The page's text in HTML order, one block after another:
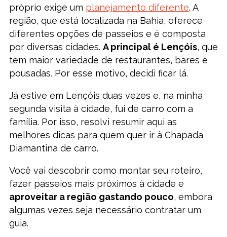
próprio exige um planejamento diferente. A
região, que está localizada na Bahia, oferece
diferentes opções de passeios e é composta
por diversas cidades. A principal é Lençóis, que
tem maior variedade de restaurantes, bares e
pousadas. Por esse motivo, decidi ficar lá.
Já estive em Lençóis duas vezes e, na minha
segunda visita à cidade, fui de carro com a
família. Por isso, resolvi resumir aqui as
melhores dicas para quem quer ir à Chapada
Diamantina de carro.
Você vai descobrir como montar seu roteiro,
fazer passeios mais próximos à cidade e
aproveitar a região gastando pouco, embora
algumas vezes seja necessário contratar um
guia.